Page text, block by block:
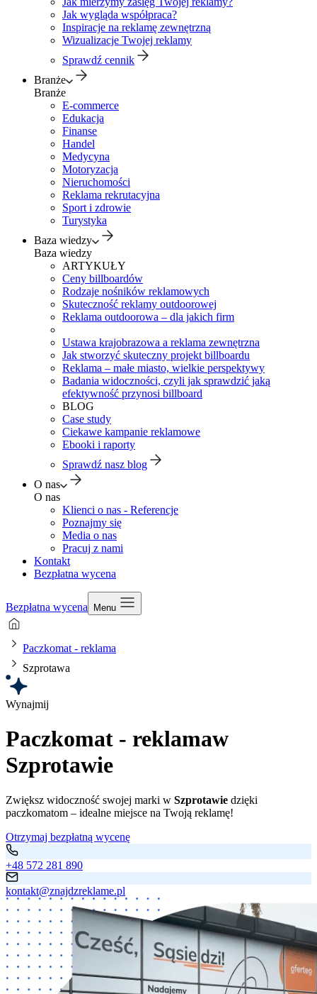
Jak wygląda współpraca?
Inspiracje na reklamę zewnętrzną
Wizualizacje Twojej reklamy
Sprawdź cennik
Branże
Branże
E-commerce
Edukacja
Finanse
Handel
Medycyna
Motoryzacja
Nieruchomości
Reklama rekrutacyjna
Sport i zdrowie
Turystyka
Baza wiedzy
Baza wiedzy
ARTYKUŁY
Ceny billboardów
Rodzaje nośników reklamowych
Skuteczność reklamy outdoorowej
Reklama outdoorowa – dla jakich firm
Ustawa krajobrazowa a reklama zewnętrzna
Jak stworzyć skuteczny projekt billboardu
Reklama – małe miasto, wielkie perspektywy
Badania widoczności, czyli jak sprawdzić jaką
efektywność przynosi billboard
BLOG
Case study
Ciekawe kampanie reklamowe
Ebooki i raporty
Sprawdź nasz blog
O nas
O nas
Klienci o nas - Referencje
Poznajmy się
Media o nas
Pracuj z nami
Kontakt
Bezpłatna wycena
Bezpłatna wycena Menu
Paczkomat - reklama
Szprotawa
Wynajmij
Paczkomat - reklamaw
Szprotawie
Zwiększ widoczność swojej marki w Szprotawie dzięki
paczkomatom – idealne miejsce na Twoją reklamę!
Otrzymaj bezpłatną wycenę
+48 572 281 890
kontakt@znajdzreklame.pl